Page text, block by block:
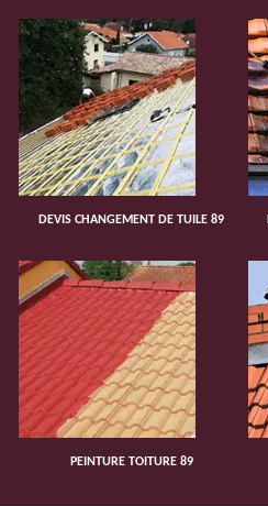
DEVIS CHANGEMENT DE TUILE 89
PEINTURE TOITURE 89